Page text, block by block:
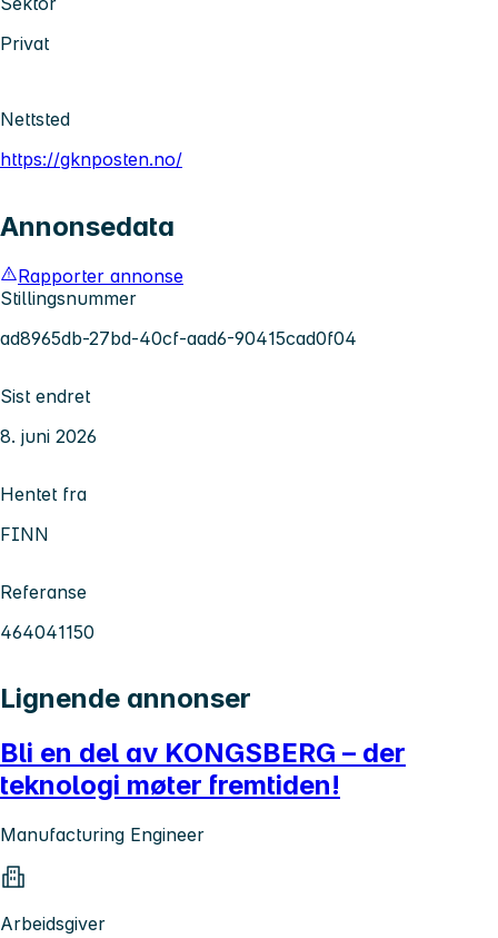
Privat
Nettsted
https://gknposten.no/
Annonsedata
Rapporter annonse
Stillingsnummer
ad8965db-27bd-40cf-aad6-90415cad0f04
Sist endret
8. juni 2026
Hentet fra
FINN
Referanse
464041150
Lignende annonser
Bli en del av KONGSBERG – der
teknologi møter fremtiden!
Manufacturing Engineer
Arbeidsgiver